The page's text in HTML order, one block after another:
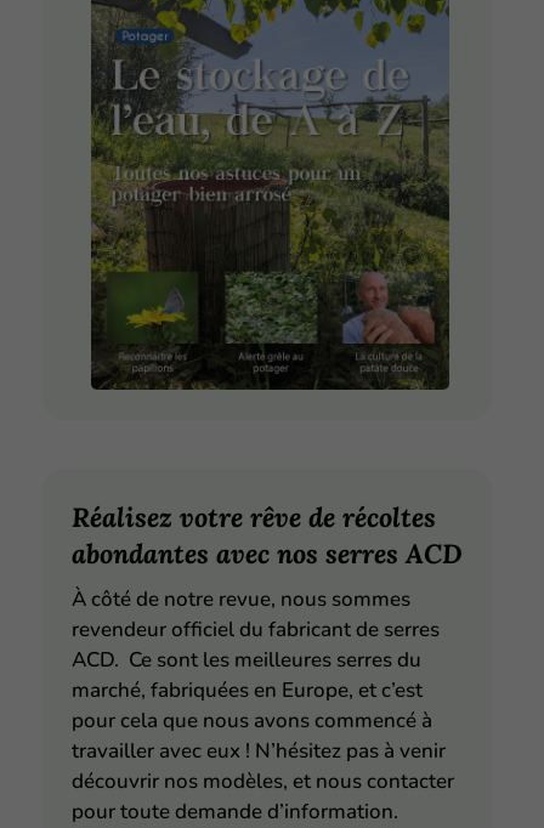
Réalisez votre rêve de récoltes
abondantes avec nos serres ACD
À côté de notre revue, nous sommes
revendeur officiel du fabricant de serres
ACD. Ce sont les meilleures serres du
marché, fabriquées en Europe, et c’est
pour cela que nous avons commencé à
travailler avec eux ! N’hésitez pas à venir
découvrir nos modèles, et nous contacter
pour toute demande d’information.